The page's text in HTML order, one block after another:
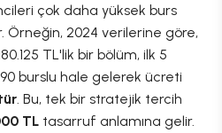
çok daha yüksek burs
Örneğin, 2024 verilerine göre,
TL'lik bir bölüm, ilk 5
burslu hale gelerek ücreti
. Bu, tek bir stratejik tercih
TLtasarruf anlamına gelir.